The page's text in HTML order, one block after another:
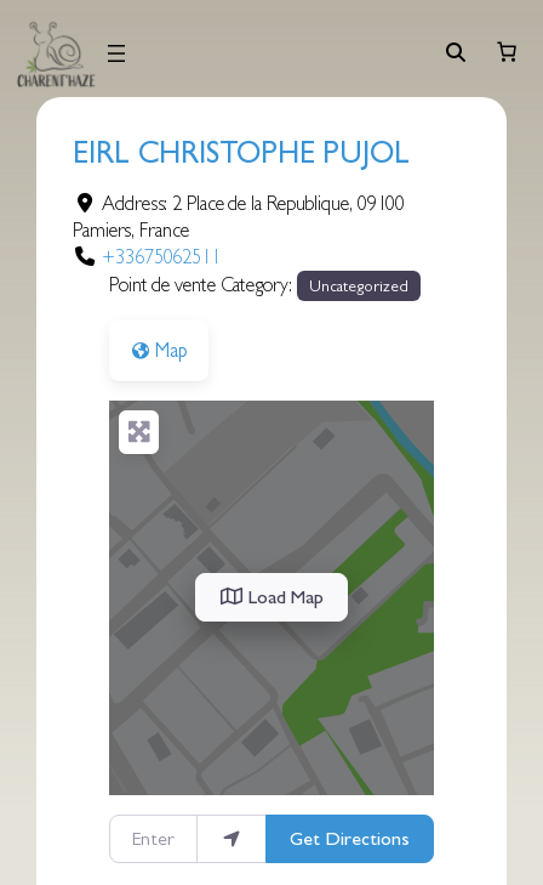
contenu
EIRL CHRISTOPHE PUJOL
Address: 2 Place de la Republique, 09100
Pamiers, France
+33675062511
Point de vente Category:
Uncategorized
Map
Load Map
Enter your location
Get Directions